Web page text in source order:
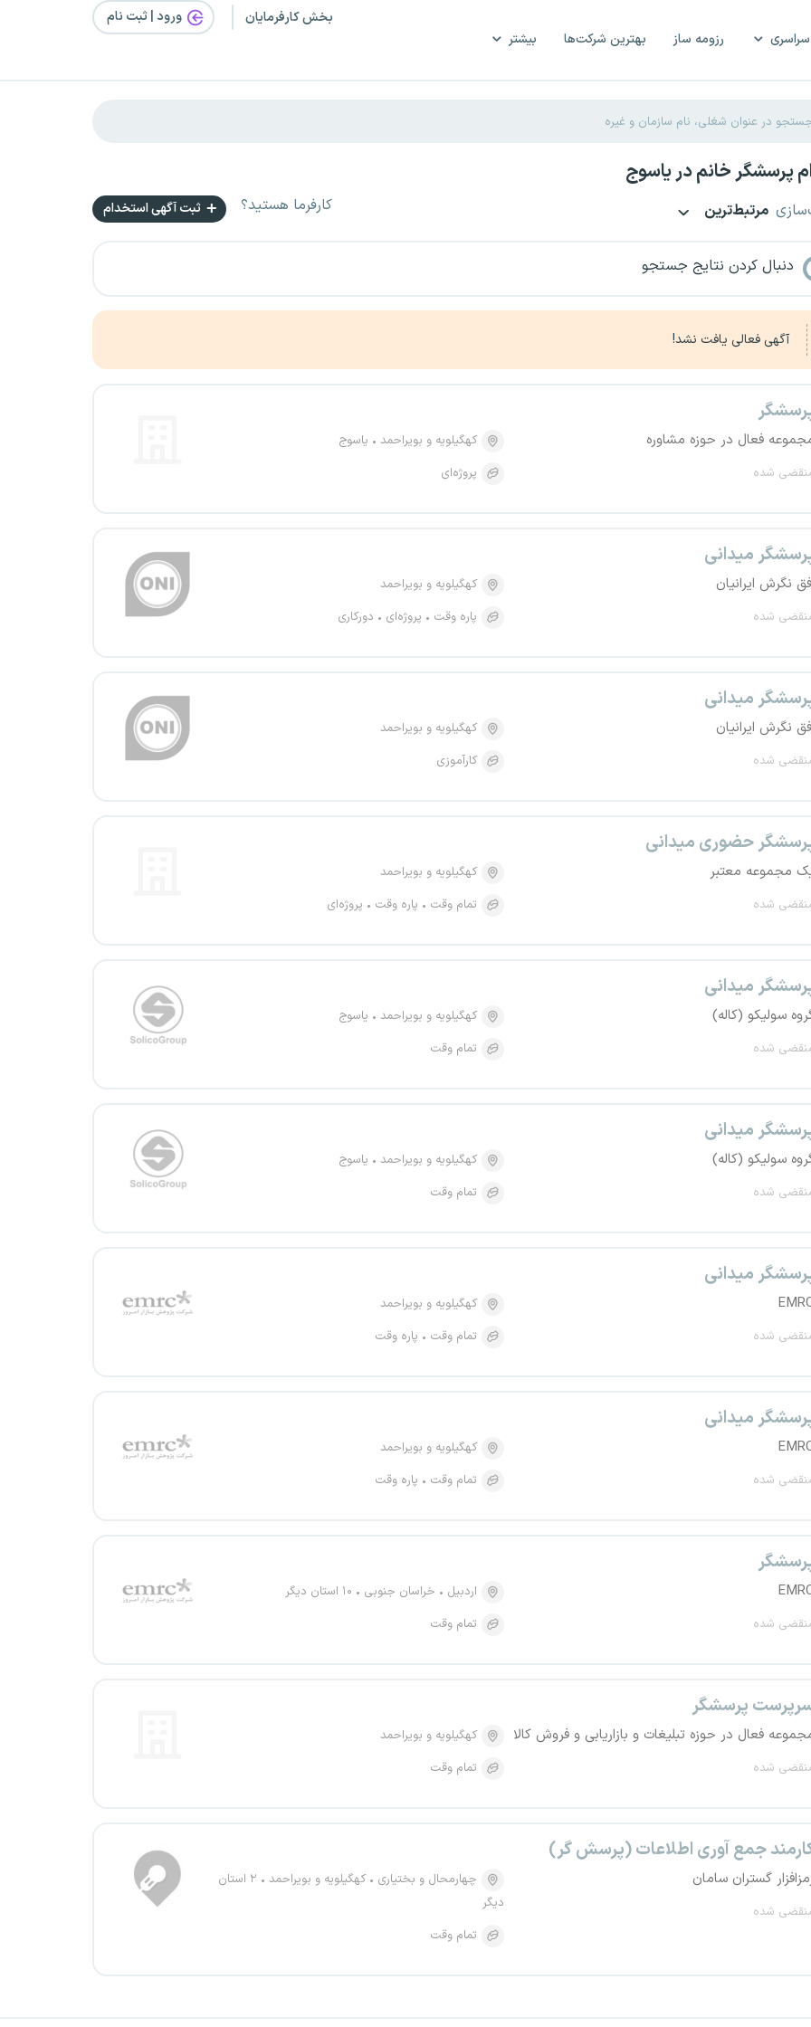
رزومه ساز بهترین شرکت‌ها بیشتر
بخش کارفرمایان ورود | ثبت‌ نام
پرسشگر خانم در یاسوج
مرتبط‌ترین کارفرما هستید؟ ثبت آگهی استخدام
دنبال کردن نتایج جستجو
آگهی فعالی یافت نشد!
فعال در حوزه مشاوره
شده
کهگیلویه و بویراحمد
یاسوج
پروژه‌ای
میدانی
نگرش ایرانیان
شده
کهگیلویه و بویراحمد
پاره وقت
پروژه‌ای دورکاری
میدانی
نگرش ایرانیان
شده
کهگیلویه و بویراحمد
کارآموزی
حضوری میدانی
مجموعه معتبر
شده
کهگیلویه و بویراحمد
تمام وقت
پاره وقت پروژه‌ای
میدانی
سولیکو (کاله)
شده
کهگیلویه و بویراحمد
یاسوج
تمام وقت
میدانی
سولیکو (کاله)
شده
کهگیلویه و بویراحمد
یاسوج
تمام وقت
میدانی
شده
کهگیلویه و بویراحمد
تمام وقت
پاره وقت
میدانی
شده
کهگیلویه و بویراحمد
تمام وقت
پاره وقت
شده
اردبیل خراسان جنوبی
۱۰ استان دیگر
تمام وقت
پرسشگر
فعال در حوزه تبلیغات و بازاریابی و فروش کالا
شده
کهگیلویه و بویراحمد
تمام وقت
جمع آوری اطلاعات (پرسش گر)
گستران سامان
شده
چهارمحال و بختیاری کهگیلویه و بویراحمد
۲ استان
دیگر
تمام وقت